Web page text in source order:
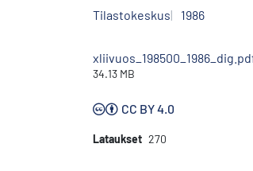
Tilastokeskus 1986
34.13 MB
CC BY 4.0
Lataukset 270